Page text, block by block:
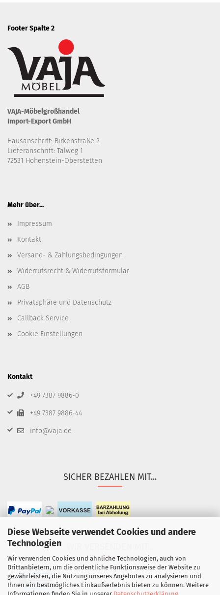
Diese Webseite verwendet Cookies und andere
Technologien
Wir verwenden Cookies und ähnliche Technologien, auch von
Drittanbietern, um die ordentliche Funktionsweise der Website zu
gewährleisten, die Nutzung unseres Angebotes zu analysieren und
Ihnen ein bestmögliches Einkaufserlebnis bieten zu können. Weitere
Footer Spalte 2
VAJA-Möbelgroßhandel
Import-Export GmbH
Hausanschrift: Birkenstraße 2
Lieferanschrift: Talweg 1
72531 Hohenstein-Oberstetten
Mehr über...
Impressum
Kontakt
Versand- & Zahlungsbedingungen
Widerrufsrecht & Widerrufsformular
AGB
Privatsphäre und Datenschutz
Callback Service
Cookie Einstellungen
Kontakt
+49 7387 9886-0
+49 7387 9886-44
info@vaja.de
SICHER BEZAHLEN MIT...